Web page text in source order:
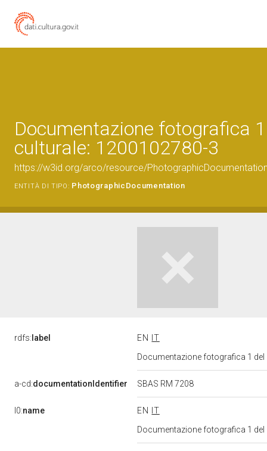
Documentazione fotografica
culturale: 1200102780-3
https://w3id.org/arco/resource/
ENTITÀ DI TIPO: PhotographicDocumentation
rdfs: label EN
IT
Documentazione fotografica 1
a-cd:documentationIdentifier SBAS RM 7208
l0:name EN
IT
Documentazione fotografica 1